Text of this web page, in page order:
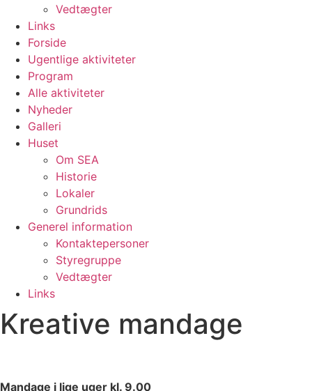
Vedtægter
Links
Forside
Ugentlige aktiviteter
Program
Alle aktiviteter
Nyheder
Galleri
Huset
Om SEA
Historie
Lokaler
Grundrids
Generel information
Kontaktepersoner
Styregruppe
Vedtægter
Links
Kreative mandage
Mandage i lige uger kl. 9.00